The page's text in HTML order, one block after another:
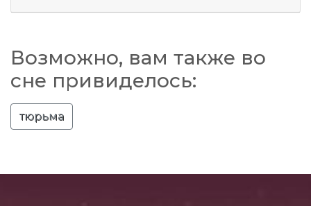
Возможно, вам также во
сне привиделось:
тюрьма